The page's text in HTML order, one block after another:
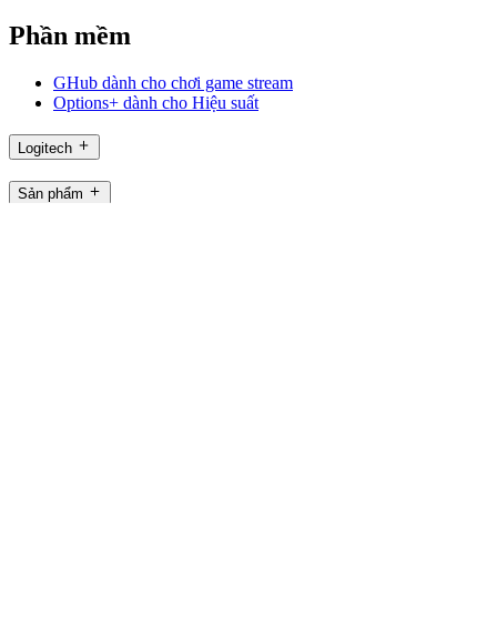
Phần mềm
GHub dành cho chơi game stream
Options+ dành cho Hiệu suất
Logitech
Sản phẩm